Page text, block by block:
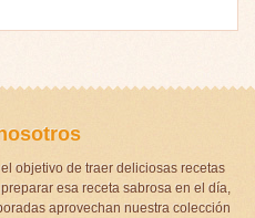
objetivo de traer deliciosas recetas
esa receta sabrosa en el día,
aprovechan nuestra colección